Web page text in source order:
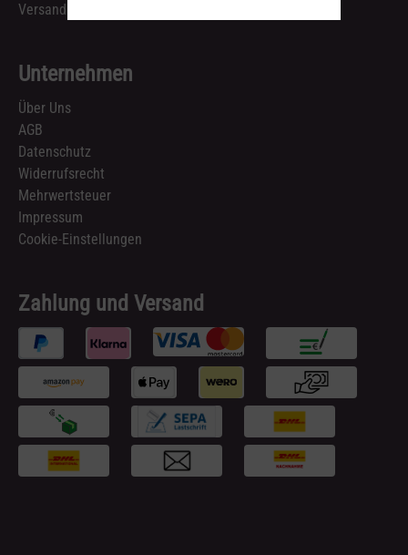
Versandkosten und Lieferzeiten
Unternehmen
Über Uns
AGB
Datenschutz
Widerrufsrecht
Mehrwertsteuer
Impressum
Cookie-Einstellungen
Zahlung und Versand